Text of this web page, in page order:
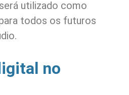
utilizado como
todos os futuros
no